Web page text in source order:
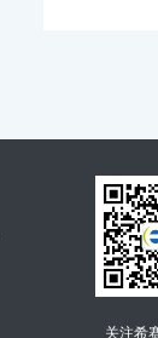
关注希